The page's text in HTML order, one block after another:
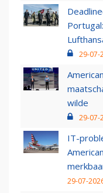
29-07-
wilde
29-07-
IT-
29-07-